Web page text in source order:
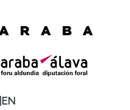
EN